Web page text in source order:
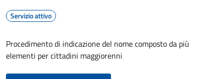
Servizio attivo
Procedimento di indicazione del nome composto da più
elementi per cittadini maggiorenni